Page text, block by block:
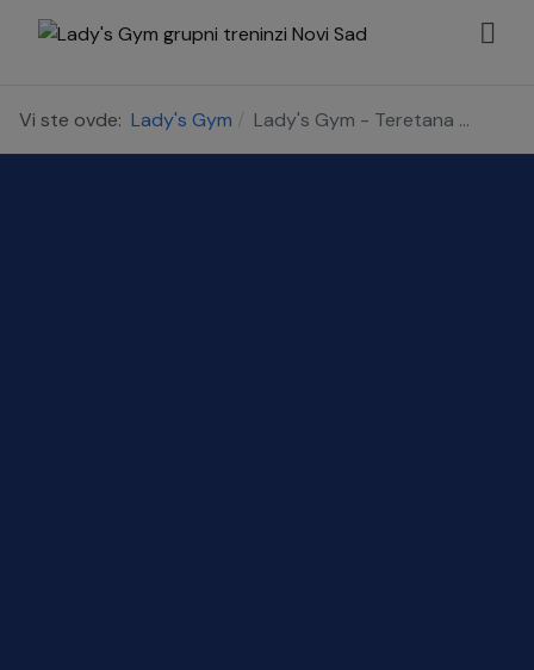
Vi ste ovde: Lady's Gym Lady's Gym - Teretana ...